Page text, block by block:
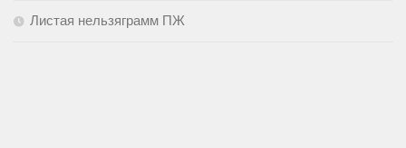
Листая нельзяграмм ПЖ